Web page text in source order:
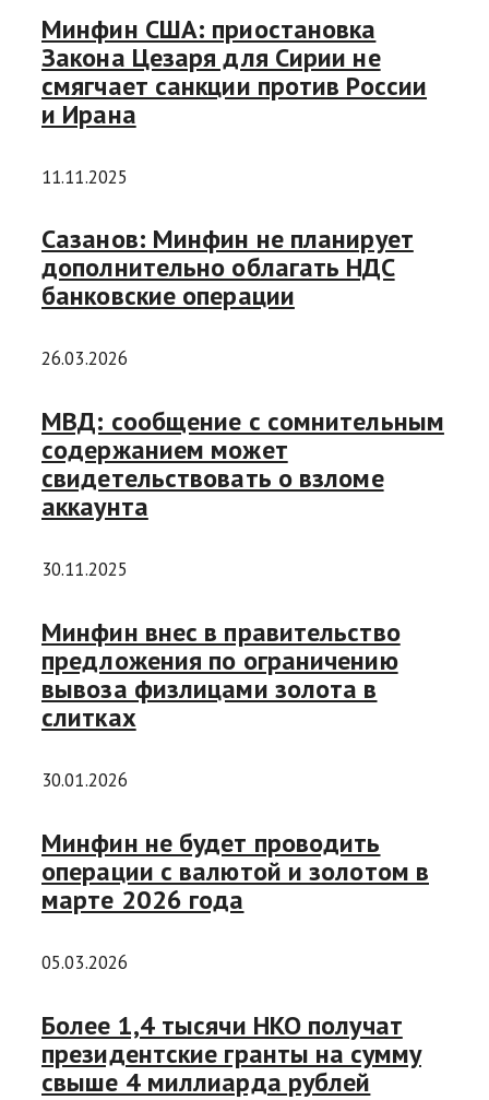
Минфин США: приостановка
Закона Цезаря для Сирии не
смягчает санкции против России
и Ирана
11.11.2025
Сазанов: Минфин не планирует
дополнительно облагать НДС
банковские операции
26.03.2026
МВД: сообщение с сомнительным
содержанием может
свидетельствовать о взломе
аккаунта
30.11.2025
Минфин внес в правительство
предложения по ограничению
вывоза физлицами золота в
слитках
30.01.2026
Минфин не будет проводить
операции с валютой и золотом в
марте 2026 года
05.03.2026
Более 1,4 тысячи НКО получат
президентские гранты на сумму
свыше 4 миллиарда рублей